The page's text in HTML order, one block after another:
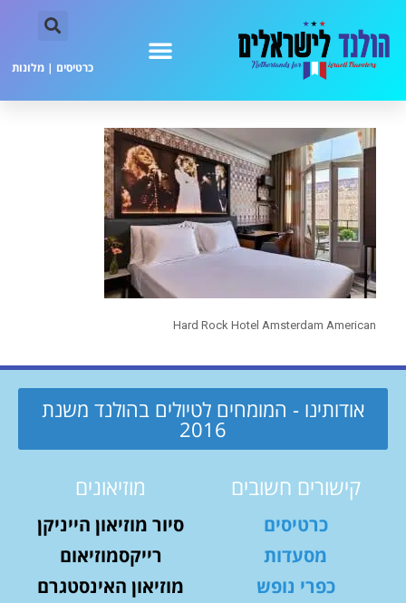
כרטיסים | מלונות
Hard Rock Hotel Amsterdam American
אודותינו - המומחים לטיולים בהולנד משנת
2016
קישורים חשובים
כרטיסים
מסעדות
כפרי נופש
מוזיאונים
סיור מוזיאון הייניקן
רייקסמוזיאום
מוזיאון האינסטגרם